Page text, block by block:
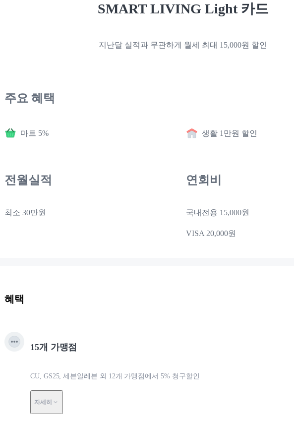
SMART LIVING Light 카드
지난달 실적과 무관하게 월세 최대 15,000원 할인
주요 혜택
마트 5% 생활 1만원 할인
전월실적
최소 30만원
연회비
국내전용 15,000원
VISA 20,000원
혜택
15개 가맹점
CU, GS25, 세븐일레븐 외 12개 가맹점에서 5% 청구할인
자세히